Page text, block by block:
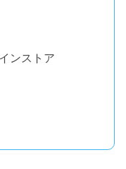
ンストア